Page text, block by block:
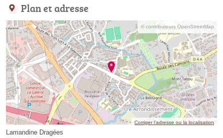
Plan et adresse
© contributeurs OpenStreetMap
Corriger l’adresse ou la localisation
Lamandine Dragées